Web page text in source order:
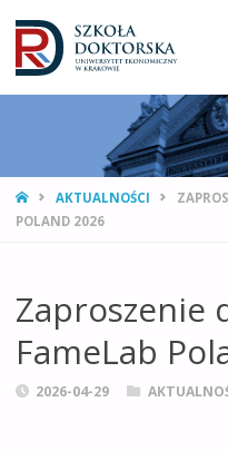
STRONA
GŁÓWNA
AKTUALNOŚCI
POLAND 2026
Zaproszenie
FameLab
2026-04-29